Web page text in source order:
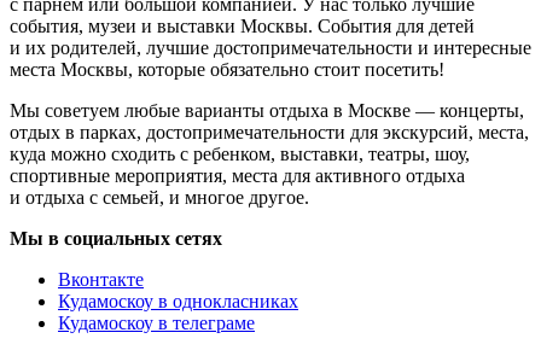
события, музеи и выставки Москвы. События для детей
и их родителей, лучшие достопримечательности и интересные
места Москвы, которые обязательно стоит посетить!
Мы советуем любые варианты отдыха в Москве — концерты,
отдых в парках, достопримечательности для экскурсий, места,
куда можно сходить с ребенком, выставки, театры, шоу,
спортивные мероприятия, места для активного отдыха
и отдыха с семьей, и многое другое.
Мы в социальных сетях
Вконтакте
Кудамоскоу в однокласниках
Кудамоскоу в телеграме